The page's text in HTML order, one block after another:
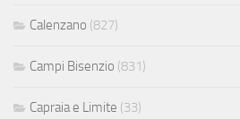
Calenzano (827)
Campi Bisenzio (831)
Capraia e Limite (33)